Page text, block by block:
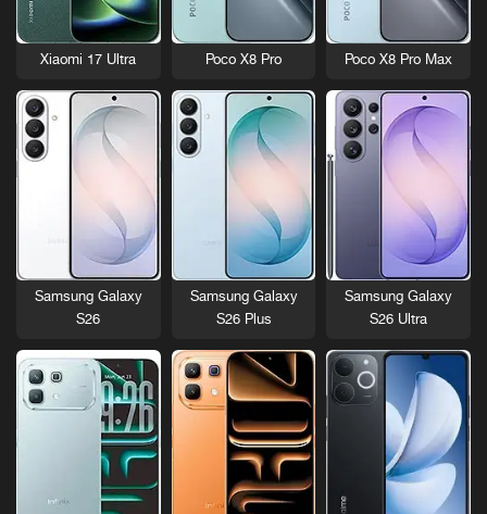
Poco X8 Pro Max
Poco X8 Pro
Xiaomi 17 Ultra
Samsung Galaxy
S26 Ultra
Samsung Galaxy
S26 Plus
Samsung Galaxy
S26